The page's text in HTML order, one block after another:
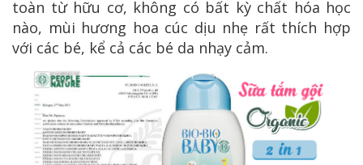
toàn từ hữu cơ, không có bất kỳ chất hóa học
nào, mùi hương hoa cúc dịu nhẹ rất thích hợp
với các bé, kể cả các bé da nhạy cảm.